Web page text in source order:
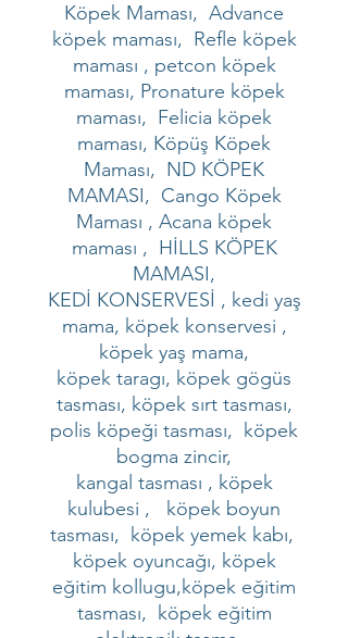
Köpek Maması, Advance
köpek maması, Refle köpek
maması , petcon köpek
maması, Pronature köpek
maması, Felicia köpek
maması, Köpüş Köpek
Maması, ND KÖPEK
MAMASI, Cango Köpek
Maması , Acana köpek
maması , HİLLS KÖPEK
MAMASI,
KEDİ KONSERVESİ , kedi yaş
mama, köpek konservesi ,
köpek yaş mama,
köpek taragı, köpek gögüs
tasması, köpek sırt tasması,
polis köpeği tasması, köpek
bogma zincir,
kangal tasması , köpek
kulubesi , köpek boyun
tasması, köpek yemek kabı,
köpek oyuncağı, köpek
eğitim kollugu,köpek eğitim
tasması, köpek eğitim